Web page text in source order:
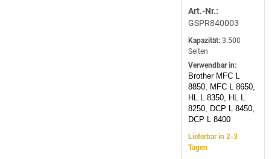
Art.-Nr.:
GSPR840003
Kapazität: 3.500
Seiten
Verwendbar in:
Brother MFC L
8850, MFC L 8650,
HL L 8350, HL L
8250, DCP L 8450,
DCP L 8400
Lieferbar in 2-3
Tagen